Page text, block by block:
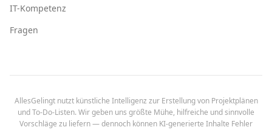
IT-Kompetenz
Fragen
AllesGelingt nutzt künstliche Intelligenz zur Erstellung von Projektplänen
und To-Do-Listen. Wir geben uns größte Mühe, hilfreiche und sinnvolle
Vorschläge zu liefern — dennoch können KI-generierte Inhalte Fehler